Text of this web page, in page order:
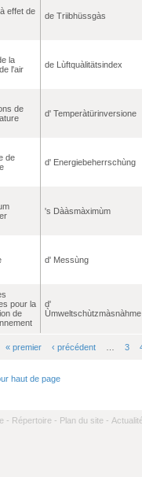
effet de
de Triibhüssgàs
la
l'air
de Lùftquàlitätsindex
de
d' Temperàtürinversione
de
d' Energiebeherrschùng
's Dààsmàximùm
d' Messùng
pour la
de
d'
Ùmweltschùtzmàsnàhme
« premier ‹ précédent 3
haut de page
- Répertoire - Plan du site -